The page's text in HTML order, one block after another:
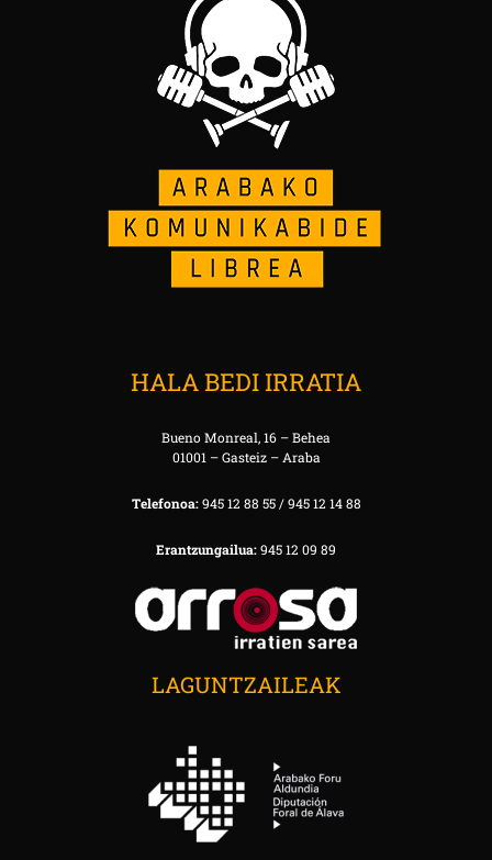
HALA BEDI IRRATIA
Bueno Monreal, 16 – Behea
01001 – Gasteiz – Araba
Telefonoa:945 12 88 55 / 945 12 14 88
Erantzungailua:945 12 09 89
LAGUNTZAILEAK